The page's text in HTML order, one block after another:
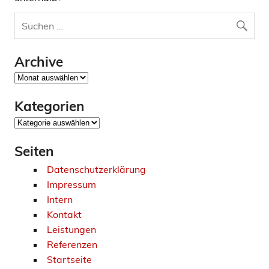
Archive
Archive
Kategorien
Kategorien
Seiten
Datenschutzerklärung
Impressum
Intern
Kontakt
Leistungen
Referenzen
Startseite